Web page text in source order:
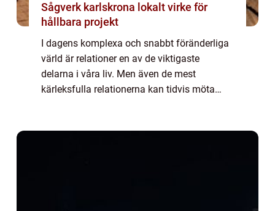
Sågverk karlskrona lokalt virke för
hållbara projekt
I dagens komplexa och snabbt föränderliga
värld är relationer en av de viktigaste
delarna i våra liv. Men även de mest
kärleksfulla relationerna kan tidvis möta